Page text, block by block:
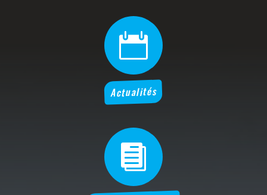

Actualités
